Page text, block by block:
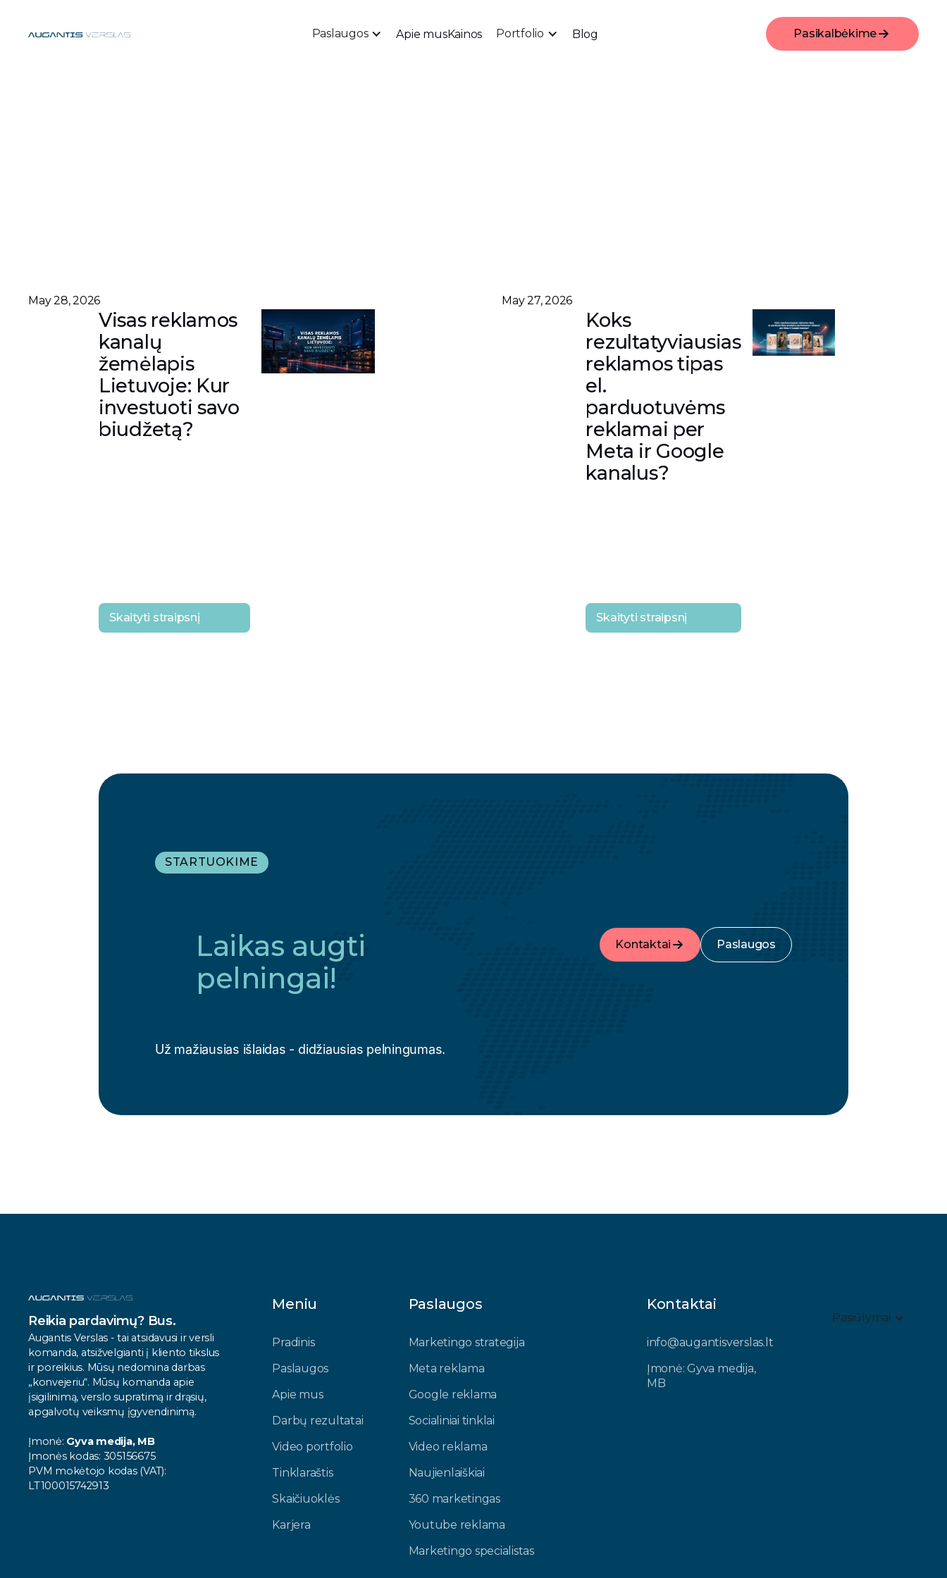
Paslaugos Apie musKainos Portfolio Blog Pasikalbėkime
May 28, 2026
Visas reklamos
kanalų
žemėlapis
Lietuvoje: Kur
investuoti savo
biudžetą?
Skaityti straipsnį
May 27, 2026
Koks
rezultatyviausias
reklamos tipas
el.
parduotuvėms
reklamai per
Meta ir Google
kanalus?
Skaityti straipsnį
STARTUOKIME
Laikas augti
pelningai!
Už mažiausias išlaidas - didžiausias pelningumas.
Kontaktai Paslaugos
Reikia pardavimų? Bus.
Augantis Verslas - tai atsidavusi ir versli
komanda, atsižvelgianti į kliento tikslus
ir poreikius. Mūsų nedomina darbas
„konvejeriu“. Mūsų komanda apie
įsigilinimą, verslo supratimą ir drąsių,
apgalvotų veiksmų įgyvendinimą.
Įmonė: Gyva medija, MB
Įmonės kodas: 305156675
PVM mokėtojo kodas (VAT):
LT100015742913
Meniu
Pradinis
Paslaugos
Apie mus
Darbų rezultatai
Video portfolio
Tinklaraštis
Skaičiuoklės
Karjera
Paslaugos
Marketingo strategija
Meta reklama
Google reklama
Socialiniai tinklai
Video reklama
Naujienlaiškiai
360 marketingas
Youtube reklama
Marketingo specialistas
Kontaktai
info@augantisverslas.lt​
Įmonė: Gyva medija,
MB​
Pasiūlymai